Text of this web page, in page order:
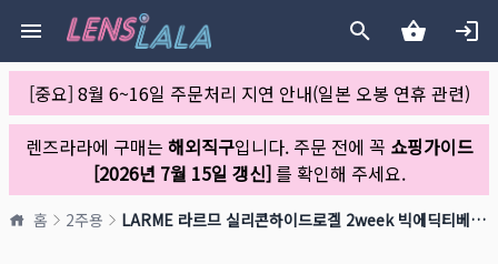
[중요] 8월 6~16일 주문처리 지연 안내(일본 오봉 연휴 관련)
렌즈라라에 구매는 해외직구입니다. 주문 전에 꼭 쇼핑가이드
[2026년 7월 15일 갱신]를 확인해 주세요.
홈 2주용 LARME 라르므 실리콘하이드로겔 2week 빅에딕티베이지(1박스 6개들이)